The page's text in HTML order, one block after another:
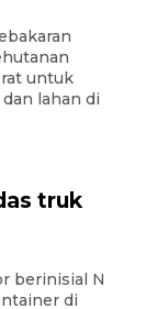
untuk
lahan di
truk
berinisial N
di